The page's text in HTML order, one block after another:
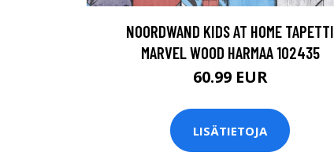
NOORDWAND KIDS AT HOME TAPETTI
MARVEL WOOD HARMAA 102435
60.99 EUR
LISÄTIETOJA